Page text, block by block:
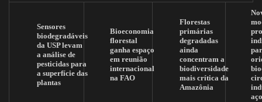
Sensores
biodegradáveis
da USP levam
a análise de
pesticidas para
a superfície das
plantas
Bioeconomia
florestal
ganha espaço
em reunião
internacional
na FAO
Florestas
primárias
degradadas
ainda
concentram a
biodiversidade
mais crítica da
Amazônia